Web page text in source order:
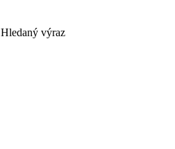
Hledaný výraz